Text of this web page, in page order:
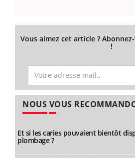
Vous aimez cet article ?
!
NOUS VOUS
Et si les caries pouvaient bientôt
plombage ?